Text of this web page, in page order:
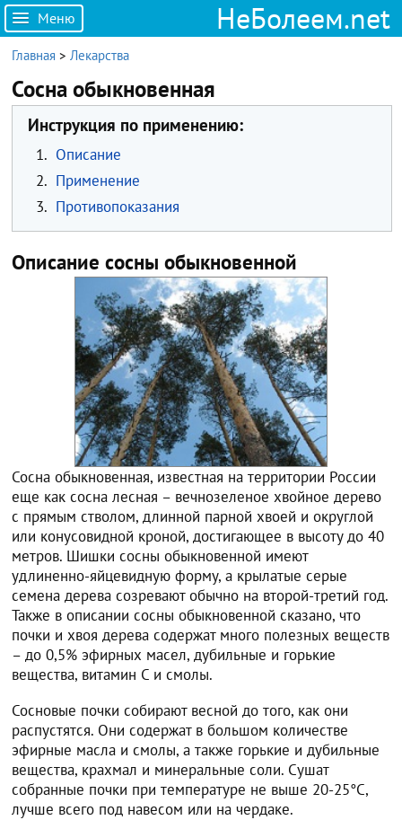
Меню НеБолеем.net
Главная >Лекарства
Сосна обыкновенная
Инструкция по применению:
1. Описание
2. Применение
3. Противопоказания
Описание сосны обыкновенной
Сосна обыкновенная, известная на территории России
еще как сосна лесная – вечнозеленое хвойное дерево
с прямым стволом, длинной парной хвоей и округлой
или конусовидной кроной, достигающее в высоту до 40
метров. Шишки сосны обыкновенной имеют
удлиненно-яйцевидную форму, а крылатые серые
семена дерева созревают обычно на второй-третий год.
Также в описании сосны обыкновенной сказано, что
почки и хвоя дерева содержат много полезных веществ
– до 0,5% эфирных масел, дубильные и горькие
вещества, витамин С и смолы.
Сосновые почки собирают весной до того, как они
распустятся. Они содержат в большом количестве
эфирные масла и смолы, а также горькие и дубильные
вещества, крахмал и минеральные соли. Сушат
собранные почки при температуре не выше 20-25°С,
лучше всего под навесом или на чердаке.